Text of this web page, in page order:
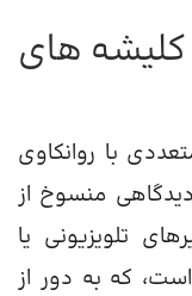
کلیشه های
با روانکاوی
منسوخ از
تلویزیونی یا
که به دور از